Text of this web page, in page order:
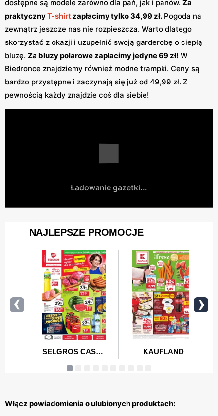
dostępne są modele zarówno dla pań, jak i panów. Za
praktycznyT-shirtzapłacimy tylko 34,99 zł. Pogoda na
zewnątrz jeszcze nas nie rozpieszcza. Warto dlatego
skorzystać z okazji i uzupełnić swoją garderobę o ciepłą
bluzę. Za bluzy polarowe zapłacimy jedyne 69 zł! W
Biedronce znajdziemy również modne trampki. Ceny są
bardzo przystępne i zaczynają się już od 49,99 zł. Z
pewnością każdy znajdzie coś dla siebie!
Ładowanie gazetki...
Włącz powiadomienia o ulubionych produktach: